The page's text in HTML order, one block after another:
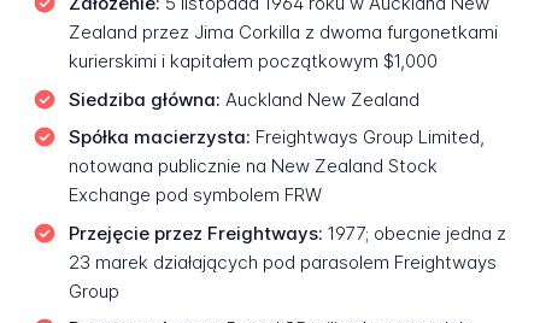
Zealand przez Jima Corkilla z dwoma furgonetkami
kurierskimi i kapitałem początkowym $1,000
Siedziba główna: Auckland New Zealand
Spółka macierzysta: Freightways Group Limited,
notowana publicznie na New Zealand Stock
Exchange pod symbolem FRW
Przejęcie przez Freightways: 1977; obecnie jedna z
23 marek działających pod parasolem Freightways
Group